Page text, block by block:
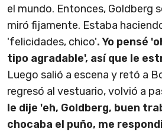
el mundo. Entonces, Goldberg
miró fijamente. Estaba
'felicidades, chico'. Yo pensé
tipo agradable', así que le
Luego salió a escena y retó a
regresó al vestuario, volvió a
le dije 'eh, Goldberg, buen
chocaba el puño, me